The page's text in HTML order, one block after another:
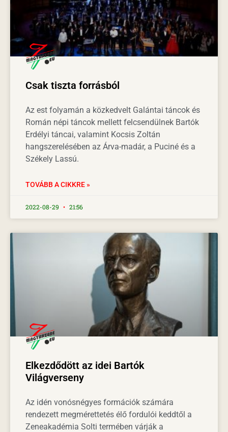
Csak tiszta forrásból
Az est folyamán a közkedvelt Galántai táncok és
Román népi táncok mellett felcsendülnek Bartók
Erdélyi táncai, valamint Kocsis Zoltán
hangszerelésében az Árva-madár, a Puciné és a
Székely Lassú.
TOVÁBB A CIKKRE »
2022-08-29 21:56
Elkezdődött az idei Bartók
Világverseny
Az idén vonósnégyes formációk számára
rendezett megmérettetés élő fordulói keddtől a
Zeneakadémia Solti termében várják a